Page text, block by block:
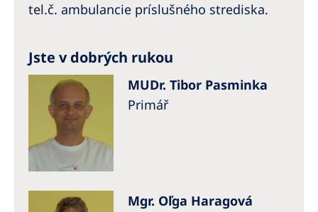
tel.č. ambulancie príslušného strediska.
Jste v dobrých rukou
MUDr. Tibor Pasminka
Primář
Mgr. Oľga Haragová